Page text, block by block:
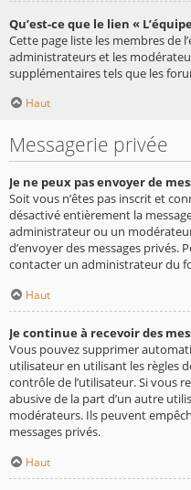
Qu’est-ce que le lien «
Cette page liste les membres de
administrateurs et les
supplémentaires tels que les
Haut
Messagerie privée
Je ne peux pas envoyer de
Soit vous n’êtes pas inscrit et
désactivé entièrement la
administrateur ou un
d’envoyer des messages privés.
contacter un administrateur du
Haut
Je continue à recevoir des
Vous pouvez supprimer
utilisateur en utilisant les règles
contrôle de l’utilisateur. Si vous
abusive de la part d’un autre
modérateurs. Ils peuvent
messages privés.
Haut